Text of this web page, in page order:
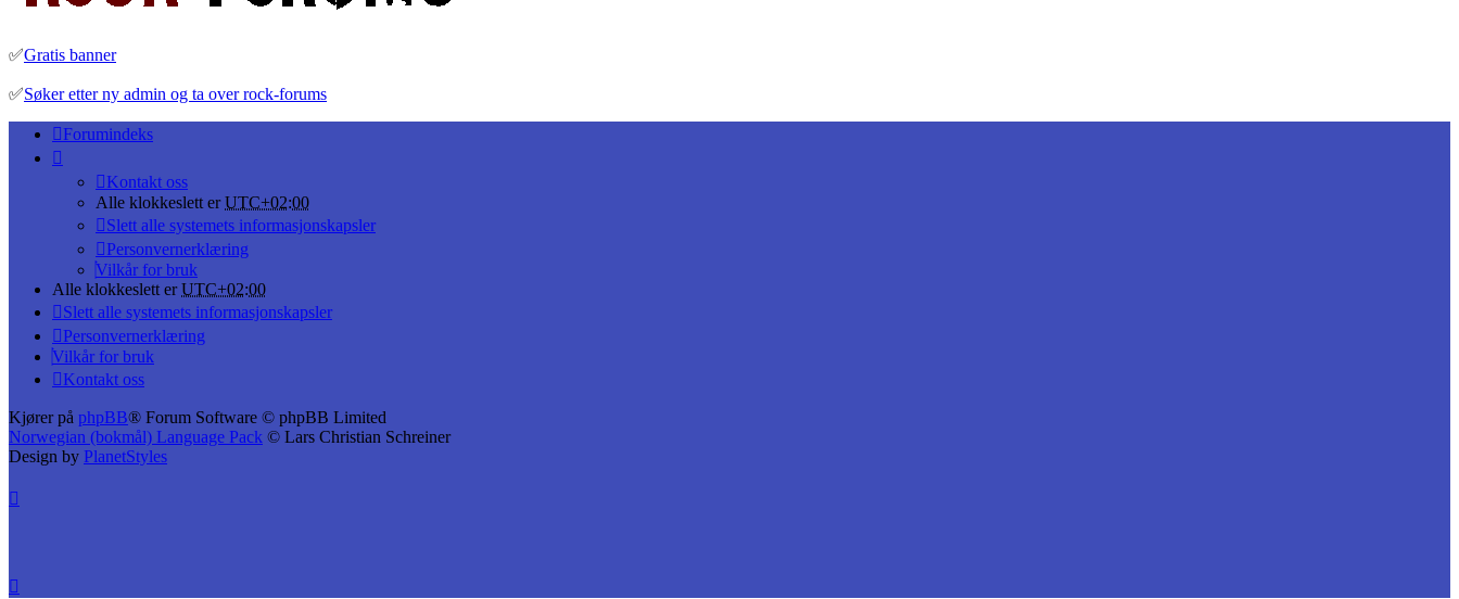
✅Gratis banner
✅Søker etter ny admin og ta over rock-forums
Forumindeks
Kontakt oss
Alle klokkeslett erUTC+02:00
Slett alle systemets informasjonskapsler
Personvernerklæring
Vilkår for bruk
Alle klokkeslett erUTC+02:00
Slett alle systemets informasjonskapsler
Personvernerklæring
Vilkår for bruk
Kontakt oss
Kjører på phpBB® Forum Software © phpBB Limited
Norwegian (bokmål) Language Pack © Lars Christian Schreiner
Design by PlanetStyles